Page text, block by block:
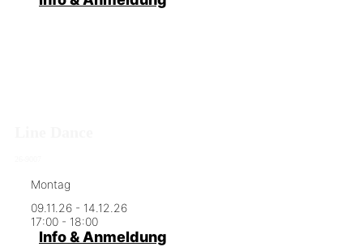
Montag
09.11.26 - 14.12.26
17:00 - 18:00
Info & Anmeldung